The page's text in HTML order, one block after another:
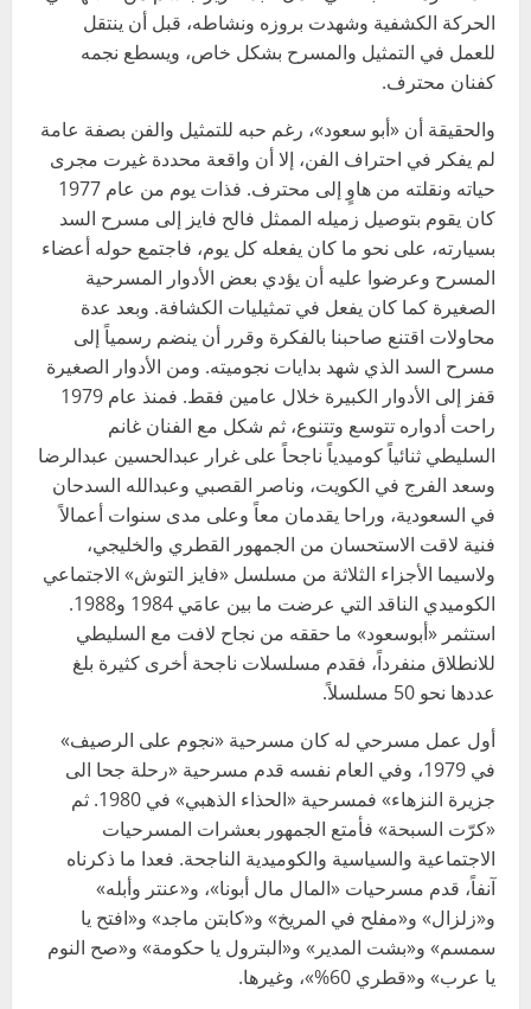
الحركة الكشفية وشهدت بروزه ونشاطه، قبل أن ينتقل
للعمل في التمثيل والمسرح بشكل خاص، ويسطع نجمه
كفنان محترف.
والحقيقة أن «أبو سعود»، رغم حبه للتمثيل والفن بصفة عامة
لم يفكر في احتراف الفن، إلا أن واقعة محددة غيرت مجرى
حياته ونقلته من هاوٍ إلى محترف. فذات يوم من عام 1977
كان يقوم بتوصيل زميله الممثل فالح فايز إلى مسرح السد
بسيارته، على نحو ما كان يفعله كل يوم، فاجتمع حوله أعضاء
المسرح وعرضوا عليه أن يؤدي بعض الأدوار المسرحية
الصغيرة كما كان يفعل في تمثيليات الكشافة. وبعد عدة
محاولات اقتنع صاحبنا بالفكرة وقرر أن ينضم رسمياً إلى
مسرح السد الذي شهد بدايات نجوميته. ومن الأدوار الصغيرة
قفز إلى الأدوار الكبيرة خلال عامين فقط. فمنذ عام 1979
راحت أدواره تتوسع وتتنوع، ثم شكل مع الفنان غانم
السليطي ثنائياً كوميدياً ناجحاً على غرار عبدالحسين عبدالرضا
وسعد الفرج في الكويت، وناصر القصبي وعبدالله السدحان
في السعودية، وراحا يقدمان معاً وعلى مدى سنوات أعمالاً
فنية لاقت الاستحسان من الجمهور القطري والخليجي،
ولاسيما الأجزاء الثلاثة من مسلسل «فايز التوش» الاجتماعي
الكوميدي الناقد التي عرضت ما بين عامَي 1984 و1988.
استثمر «أبوسعود» ما حققه من نجاح لافت مع السليطي
للانطلاق منفرداً، فقدم مسلسلات ناجحة أخرى كثيرة بلغ
عددها نحو 50 مسلسلاً.
أول عمل مسرحي له كان مسرحية «نجوم على الرصيف»
في 1979، وفي العام نفسه قدم مسرحية «رحلة جحا الى
جزيرة النزهاء» فمسرحية «الحذاء الذهبي» في 1980. ثم
«كرّت السبحة» فأمتع الجمهور بعشرات المسرحيات
الاجتماعية والسياسية والكوميدية الناجحة. فعدا ما ذكرناه
آنفاً، قدم مسرحيات «المال مال أبونا»، و«عنتر وأبله»
و«زلزال» و«مفلح في المريخ» و«كابتن ماجد» و«افتح يا
سمسم» و«بشت المدير» و«البترول يا حكومة» و«صح النوم
يا عرب» و«قطري 60%»، وغيرها.